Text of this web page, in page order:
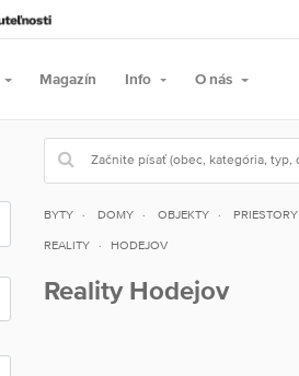
Magazín Info O nás
BYTY DOMY OBJEKTY PRIESTORY
REALITY HODEJOV
Reality Hodejov